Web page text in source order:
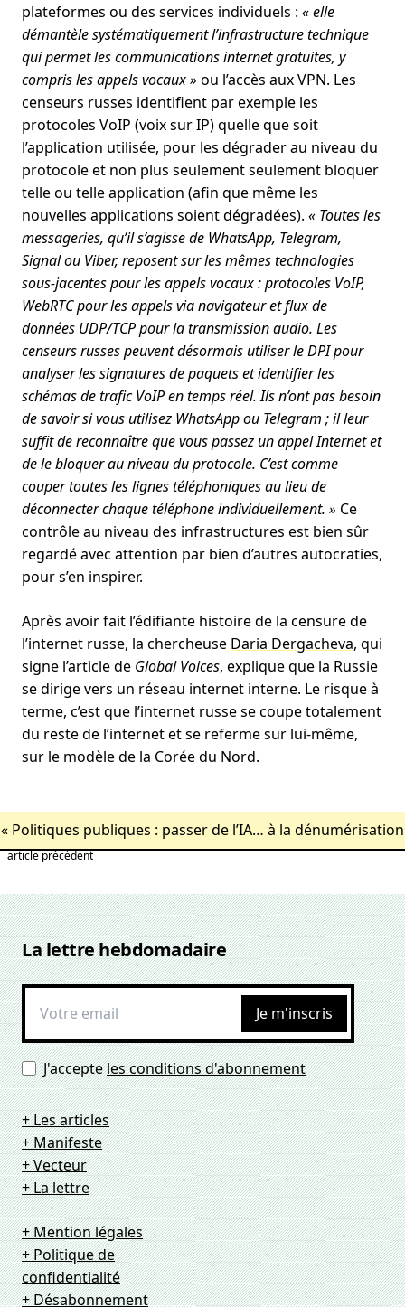
plateformes ou des services individuels : « elle
démantèle systématiquement l’infrastructure technique
qui permet les communications internet gratuites, y
compris les appels vocaux » ou l’accès aux VPN. Les
censeurs russes identifient par exemple les
protocoles VoIP (voix sur IP) quelle que soit
l’application utilisée, pour les dégrader au niveau du
protocole et non plus seulement seulement bloquer
telle ou telle application (afin que même les
nouvelles applications soient dégradées). « Toutes les
messageries, qu’il s’agisse de WhatsApp, Telegram,
Signal ou Viber, reposent sur les mêmes technologies
sous-jacentes pour les appels vocaux : protocoles VoIP,
WebRTC pour les appels via navigateur et flux de
données UDP/TCP pour la transmission audio. Les
censeurs russes peuvent désormais utiliser le DPI pour
analyser les signatures de paquets et identifier les
schémas de trafic VoIP en temps réel. Ils n’ont pas besoin
de savoir si vous utilisez WhatsApp ou Telegram ; il leur
suffit de reconnaître que vous passez un appel Internet et
de le bloquer au niveau du protocole. C’est comme
couper toutes les lignes téléphoniques au lieu de
déconnecter chaque téléphone individuellement. » Ce
contrôle au niveau des infrastructures est bien sûr
regardé avec attention par bien d’autres autocraties,
pour s’en inspirer.
Après avoir fait l’édifiante histoire de la censure de
l’internet russe, la chercheuse Daria Dergacheva, qui
signe l’article de Global Voices, explique que la Russie
se dirige vers un réseau internet interne. Le risque à
terme, c’est que l’internet russe se coupe totalement
du reste de l’internet et se referme sur lui-même,
sur le modèle de la Corée du Nord.
article précédent
« Politiques publiques : passer de l’IA… à la dénumérisation
La lettre hebdomadaire
Je m'inscris
J'accepteles conditions d'abonnement
+ Les articles
+ Manifeste
+ Vecteur
+ La lettre
+ Mention légales
+ Politique de
confidentialité
+ Désabonnement